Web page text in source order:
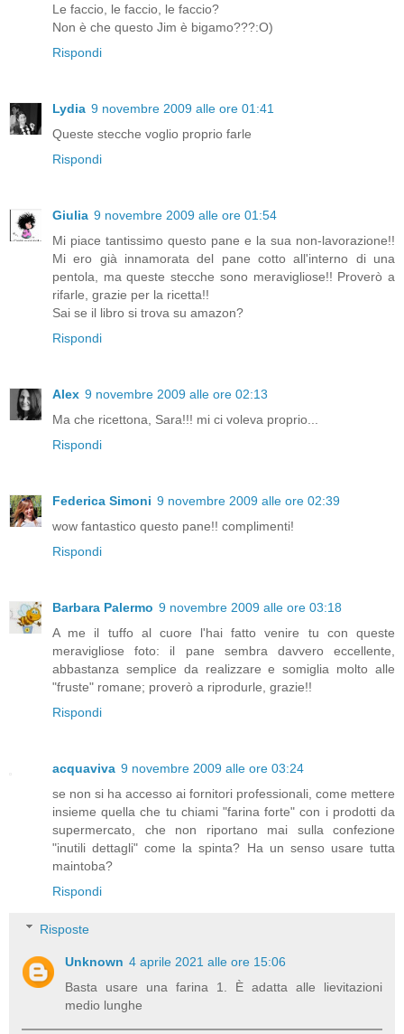
Le faccio, le faccio, le faccio?
Non è che questo Jim è bigamo???:O)
Rispondi
Lydia 9 novembre 2009 alle ore 01:41
Queste stecche voglio proprio farle
Rispondi
Giulia 9 novembre 2009 alle ore 01:54
Mi piace tantissimo questo pane e la sua non-lavorazione!!
Mi ero già innamorata del pane cotto all'interno di una
pentola, ma queste stecche sono meravigliose!! Proverò a
rifarle, grazie per la ricetta!!
Sai se il libro si trova su amazon?
Rispondi
Alex 9 novembre 2009 alle ore 02:13
Ma che ricettona, Sara!!! mi ci voleva proprio...
Rispondi
Federica Simoni 9 novembre 2009 alle ore 02:39
wow fantastico questo pane!! complimenti!
Rispondi
Barbara Palermo 9 novembre 2009 alle ore 03:18
A me il tuffo al cuore l'hai fatto venire tu con queste
meravigliose foto: il pane sembra davvero eccellente,
abbastanza semplice da realizzare e somiglia molto alle
"fruste" romane; proverò a riprodurle, grazie!!
Rispondi
acquaviva 9 novembre 2009 alle ore 03:24
se non si ha accesso ai fornitori professionali, come mettere
insieme quella che tu chiami "farina forte" con i prodotti da
supermercato, che non riportano mai sulla confezione
"inutili dettagli" come la spinta? Ha un senso usare tutta
maintoba?
Rispondi
Risposte
Unknown 4 aprile 2021 alle ore 15:06
Basta usare una farina 1. È adatta alle lievitazioni
medio lunghe